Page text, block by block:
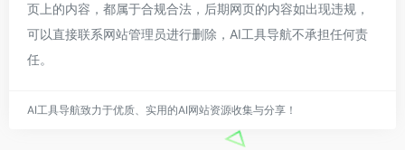
页上的内容，都属于合规合法，后期网页的内容如出现违规，
可以直接联系网站管理员进行删除，AI工具导航不承担任何责
任。
AI工具导航致力于优质、实用的AI网站资源收集与分享！